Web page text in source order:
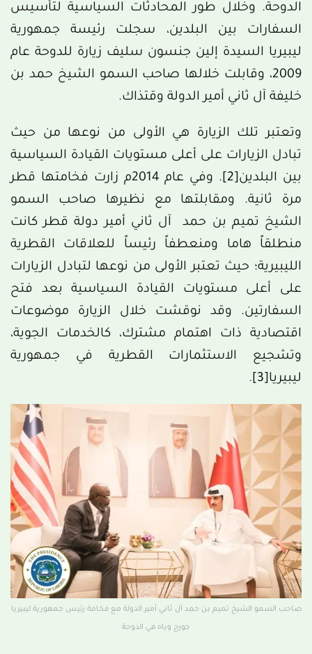
الدوحة. وخلال طور المحادثات السياسية لتأسيس
السفارات بين البلدين، سجلت رئيسة جمهورية
ليبيريا السيدة إلين جنسون سليف زيارة للدوحة عام
2009، وقابلت خلالها صاحب السمو الشيخ حمد بن
خليفة آل ثاني أمير الدولة وقتذاك.
وتعتبر تلك الزيارة هي الأولى من نوعها من حيث
تبادل الزيارات على أعلى مستويات القيادة السياسية
بين البلدين[2]
. وفي عام 2014م زارت فخامتها قطر
مرة ثانية. ومقابلتها مع نظيرها صاحب السمو
الشيخ تميم بن حمد آل ثاني أمير دولة قطر كانت
منطلقاً هاما ومنعطفاً رئيساً للعلاقات القطرية
الليبيرية؛ حيث تعتبر الأولى من نوعها لتبادل الزيارات
على أعلى مستويات القيادة السياسية بعد فتح
السفارتين. وقد نوقشت خلال الزيارة موضوعات
اقتصادية ذات اهتمام مشترك، كالخدمات الجوية،
وتشجيع الاستثمارات القطرية في جمهورية
ليبيريا[3]
.
صاحب السمو الشيخ تميم بن حمد آل ثاني أمير الدولة مع فخامة رئيس جمهورية ليبيريا
جورج وياه في الدوحة